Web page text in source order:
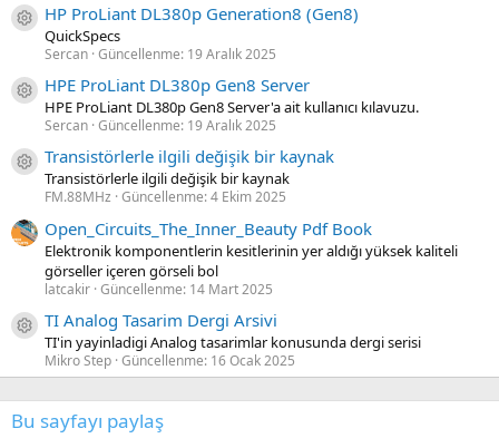
Kaynak ikon/amblem
HP ProLiant DL380p Generation8 (Gen8)
QuickSpecs
Sercan Güncellenme: 19 Aralık 2025
Kaynak ikon/amblem
HPE ProLiant DL380p Gen8 Server
HPE ProLiant DL380p Gen8 Server'a ait kullanıcı kılavuzu.
Sercan Güncellenme: 19 Aralık 2025
Kaynak ikon/amblem
Transistörlerle ilgili değişik bir kaynak
Transistörlerle ilgili değişik bir kaynak
FM.88MHz Güncellenme:4 Ekim 2025
Open_Circuits_The_Inner_Beauty Pdf Book
Elektronik komponentlerin kesitlerinin yer aldığı yüksek kaliteli
görseller içeren görseli bol
latcakir Güncellenme: 14 Mart 2025
Kaynak ikon/amblem
TI Analog Tasarim Dergi Arsivi
TI'in yayinladigi Analog tasarimlar konusunda dergi serisi
Mikro Step Güncellenme: 16 Ocak 2025
Bu sayfayı paylaş